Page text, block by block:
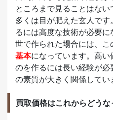
ところまで見ることはな
多くは目が肥えた玄人で
るには高度な技術が必要
世で作られた場合には、こ
基本になっています。高
のを作るには長い経験が
の素質が大きく関係してい
買取価格はこれからどう